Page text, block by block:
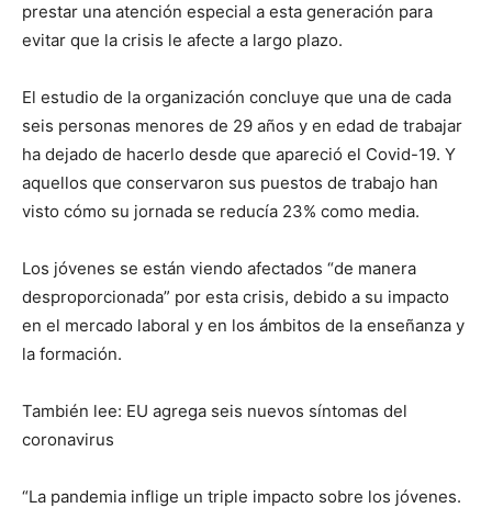
prestar una atención especial a esta generación para
evitar que la crisis le afecte a largo plazo.
El estudio de la organización concluye que una de cada
seis personas menores de 29 años y en edad de trabajar
ha dejado de hacerlo desde que apareció el Covid-19. Y
aquellos que conservaron sus puestos de trabajo han
visto cómo su jornada se reducía 23% como media.
Los jóvenes se están viendo afectados “de manera
desproporcionada” por esta crisis, debido a su impacto
en el mercado laboral y en los ámbitos de la enseñanza y
la formación.
También lee: EU agrega seis nuevos síntomas del
coronavirus
“La pandemia inflige un triple impacto sobre los jóvenes.